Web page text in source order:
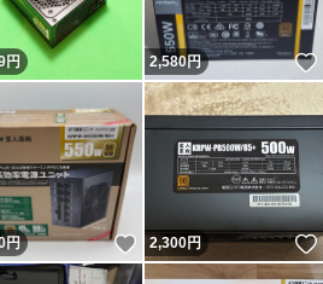
！
円 2,580円
！
円 いいね！
2,300円